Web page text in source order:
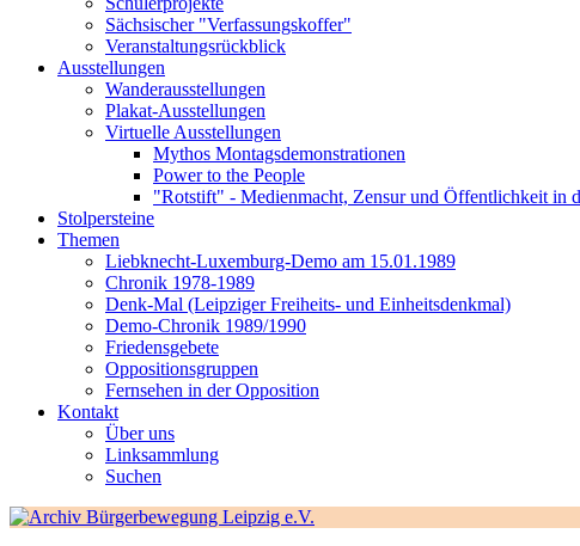
Sächsischer "Verfassungskoffer"
Veranstaltungsrückblick
Ausstellungen
Wanderausstellungen
Plakat-Ausstellungen
Virtuelle Ausstellungen
Mythos Montagsdemonstrationen
Power to the People
"Rotstift" - Medienmacht, Zensur und Öffentlichkeit in
Stolpersteine
Themen
Liebknecht-Luxemburg-Demo am 15.01.1989
Chronik 1978-1989
Denk-Mal (Leipziger Freiheits- und Einheitsdenkmal)
Demo-Chronik 1989/1990
Friedensgebete
Oppositionsgruppen
Fernsehen in der Opposition
Kontakt
Über uns
Linksammlung
Suchen